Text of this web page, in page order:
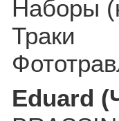
Наборы
Траки
Eduard